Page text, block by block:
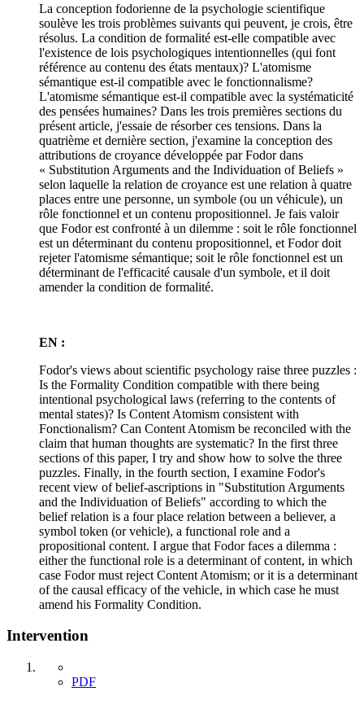
La conception fodorienne de la psychologie scientifique
soulève les trois problèmes suivants qui peuvent, je crois, être
résolus. La condition de formalité est-elle compatible avec
l'existence de lois psychologiques intentionnelles (qui font
référence au contenu des états mentaux)? L'atomisme
sémantique est-il compatible avec le fonctionnalisme?
L'atomisme sémantique est-il compatible avec la systématicité
des pensées humaines? Dans les trois premières sections du
présent article, j'essaie de résorber ces tensions. Dans la
quatrième et dernière section, j'examine la conception des
attributions de croyance développée par Fodor dans
« Substitution Arguments and the Individuation of Beliefs »
selon laquelle la relation de croyance est une relation à quatre
places entre une personne, un symbole (ou un véhicule), un
rôle fonctionnel et un contenu propositionnel. Je fais valoir
que Fodor est confronté à un dilemme : soit le rôle fonctionnel
est un déterminant du contenu propositionnel, et Fodor doit
rejeter l'atomisme sémantique; soit le rôle fonctionnel est un
déterminant de l'efficacité causale d'un symbole, et il doit
amender la condition de formalité.
EN :
Fodor's views about scientific psychology raise three puzzles :
Is the Formality Condition compatible with there being
intentional psychological laws (referring to the contents of
mental states)? Is Content Atomism consistent with
Fonctionalism? Can Content Atomism be reconciled with the
claim that human thoughts are systematic? In the first three
sections of this paper, I try and show how to solve the three
puzzles. Finally, in the fourth section, I examine Fodor's
recent view of belief-ascriptions in "Substitution Arguments
and the Individuation of Beliefs" according to which the
belief relation is a four place relation between a believer, a
symbol token (or vehicle), a functional role and a
propositional content. I argue that Fodor faces a dilemma :
either the functional role is a determinant of content, in which
case Fodor must reject Content Atomism; or it is a determinant
of the causal efficacy of the vehicle, in which case he must
amend his Formality Condition.
Intervention
PDF